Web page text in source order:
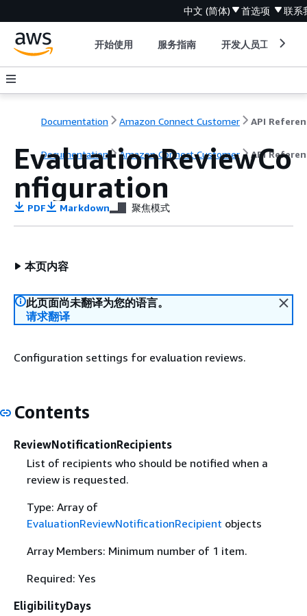
中文 (简体) 首选项 联系
开始使用 服务指南 开发人员工具
Documentation Amazon Connect Customer API
Documentation Amazon Connect Customer API
EvaluationReviewCo
nfiguration
PDF Markdown 聚焦模式
本页内容
此页面尚未翻译为您的语言。
请求翻译
Configuration settings for evaluation reviews.
Contents
ReviewNotificationRecipients
List of recipients who should be notified when a
review is requested.
Type: Array of
EvaluationReviewNotificationRecipient objects
Array Members: Minimum number of 1 item.
Required: Yes
EligibilityDays